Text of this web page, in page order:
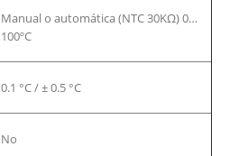
Manual o automática (NTC 30KΩ) 0…
100ºC
0.1 °C / ± 0.5 °C
No